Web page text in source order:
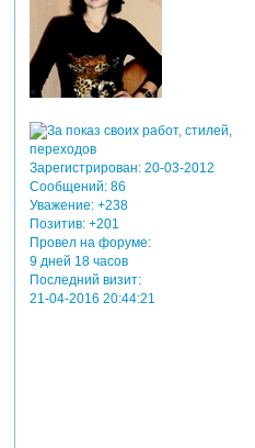
Зарегистрирован: 20-03-2012
Сообщений:86
Уважение: +238
Позитив: +201
Провел на форуме:
9 дней 18 часов
Последний визит:
21-04-2016 20:44:21